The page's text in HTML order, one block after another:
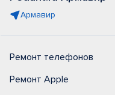
Армавир
Ремонт телефонов
Ремонт Apple